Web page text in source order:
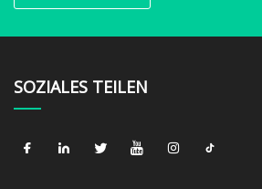
SOZIALES TEILEN